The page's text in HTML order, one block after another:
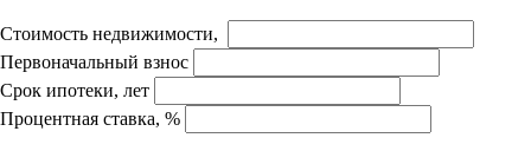
Стоимость недвижимости,
Первоначальный взнос
Срок ипотеки, лет
Процентная ставка, %